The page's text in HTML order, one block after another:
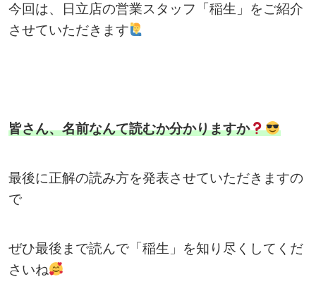
今回は、日立店の営業スタッフ「稲生」をご紹介
させていただきます
皆さん、名前なんて読むか分かりますか
最後に正解の読み方を発表させていただきますの
で
ぜひ最後まで読んで「稲生」を知り尽くしてくだ
さいね